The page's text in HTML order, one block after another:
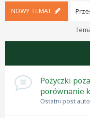
NOWY TEMAT
Pożyczki
porównanie
Ostatni post